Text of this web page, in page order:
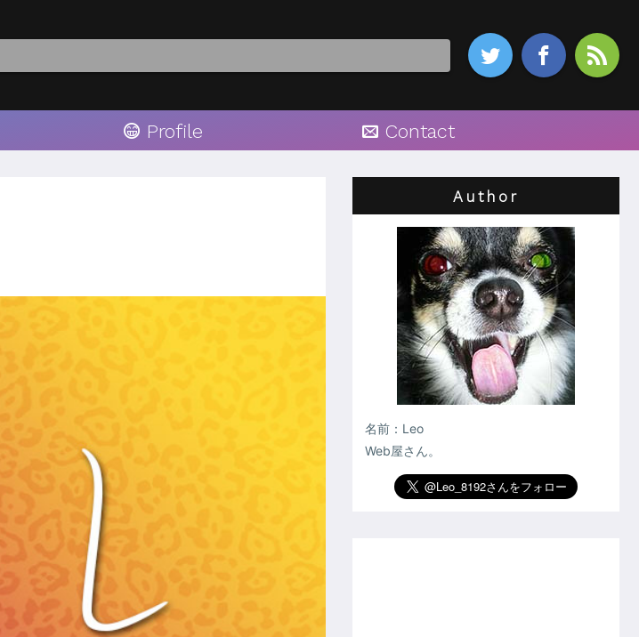
  
Profile Contact
Author
名前：Leo
Web屋さん。